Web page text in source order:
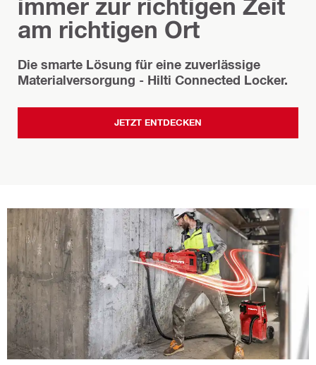
immer zur richtigen Zeit
am richtigen Ort
Die smarte Lösung für eine zuverlässige
Materialversorgung - Hilti Connected Locker.
JETZT ENTDECKEN